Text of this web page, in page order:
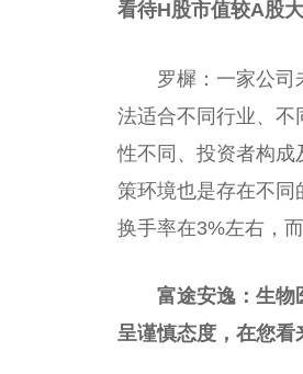
看待H股市值较A股
罗樨：一家公司
法适合不同行业、不
性不同、投资者构成
策环境也是存在不
换手率在3%左右，
富途安逸：生物
呈谨慎态度，在您